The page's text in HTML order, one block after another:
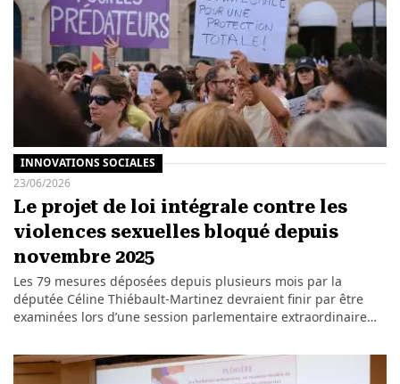
INNOVATIONS SOCIALES
23/06/2026
Le projet de loi intégrale contre les
violences sexuelles bloqué depuis
novembre 2025
Les 79 mesures déposées depuis plusieurs mois par la
députée Céline Thiébault-Martinez devraient finir par être
examinées lors d’une session parlementaire extraordinaire…